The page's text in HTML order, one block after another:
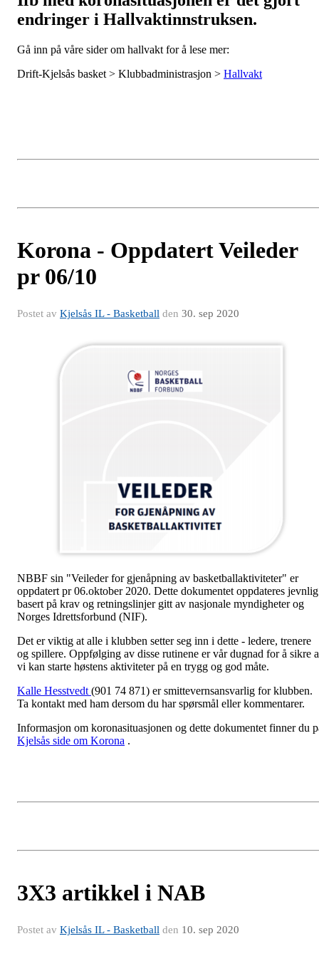
endringer i Hallvaktinnstruksen.
Gå inn på våre sider om hallvakt for å lese mer:
Drift-Kjelsås basket > Klubbadministrasjon > Hallvakt
Korona - Oppdatert Veileder
pr 06/10
Postet av Kjelsås IL - Basketball den 30. sep 2020
NBBF sin "Veileder for gjenåpning av basketballaktiviteter" er
oppdatert pr 06.oktober 2020. Dette dokumentet oppdateres jevnlig
basert på krav og retningslinjer gitt av nasjonale myndigheter og
Norges Idrettsforbund (NIF).
Det er viktig at alle i klubben setter seg inn i dette - ledere, trenere
og spillere. Oppfølging av disse rutinene er vår dugnad for å sikre
vi kan starte høstens aktiviteter på en trygg og god måte.
Kalle Hesstvedt (901 74 871) er smittevernsansvarlig for klubben.
Ta kontakt med ham dersom du har spørsmål eller kommentarer.
Informasjon om koronasituasjonen og dette dokumentet finner du
Kjelsås side om Korona .
3X3 artikkel i NAB
Postet av Kjelsås IL - Basketball den 10. sep 2020